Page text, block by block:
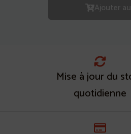
Ajouter
Mise à jour du
quotidienne